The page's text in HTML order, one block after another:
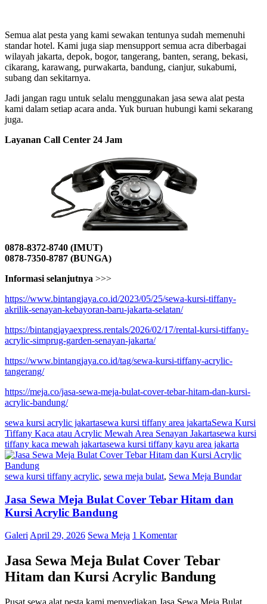
Semua alat pesta yang kami sewakan tentunya sudah memenuhi
standar hotel. Kami juga siap mensupport semua acra diberbagai
wilayah jakarta, depok, bogor, tangerang, banten, serang, bekasi,
cikarang, karawang, purwakarta, bandung, cianjur, sukabumi,
subang dan sekitarnya.
Jadi jangan ragu untuk selalu menggunakan jasa sewa alat pesta
kami dalam setiap acara anda. Yuk buruan hubungi kami sekarang
juga.
Layanan Call Center 24 Jam
0878-8372-8740 (IMUT)
0878-7350-8787 (BUNGA)
Informasi selanjutnya >>>
https://www.bintangjaya.co.id/2023/05/25/sewa-kursi-tiffany-
akrilik-senayan-kebayoran-baru-jakarta-selatan/
https://bintangjayaexpress.rentals/2026/02/17/rental-kursi-tiffany-
acrylic-simprug-garden-senayan-jakarta/
https://www.bintangjaya.co.id/tag/sewa-kursi-tiffany-acrylic-
tangerang/
https://meja.co/jasa-sewa-meja-bulat-cover-tebar-hitam-dan-kursi-
acrylic-bandung/
sewa kursi acrylic jakartasewa kursi tiffany area jakartaSewa Kursi
Tiffany Kaca atau Acrylic Mewah Area Senayan Jakartasewa kursi
tiffany kaca mewah jakartasewa kursi tiffany kayu area jakarta
sewa kursi tiffany acrylic, sewa meja bulat, Sewa Meja Bundar
Jasa Sewa Meja Bulat Cover Tebar Hitam dan
Kursi Acrylic Bandung
Galeri April 29, 2026 Sewa Meja 1 Komentar
Jasa Sewa Meja Bulat Cover Tebar
Hitam dan Kursi Acrylic Bandung